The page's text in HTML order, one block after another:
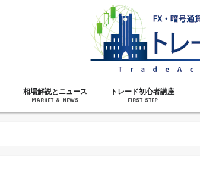
相場解説とニュース
MARKET & NEWS
トレード初心者講座
FIRST STEP